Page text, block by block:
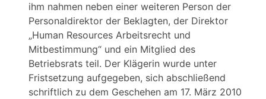
ihm nahmen neben einer weiteren Person der
Personaldirektor der Beklagten, der Direktor
„Human Resources Arbeitsrecht und
Mitbestimmung“ und ein Mitglied des
Betriebsrats teil. Der Klägerin wurde unter
Fristsetzung aufgegeben, sich abschließend
schriftlich zu dem Geschehen am 17. März 2010